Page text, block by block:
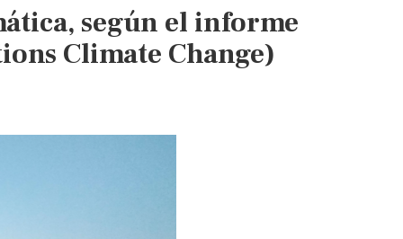
según el informe
Climate Change)